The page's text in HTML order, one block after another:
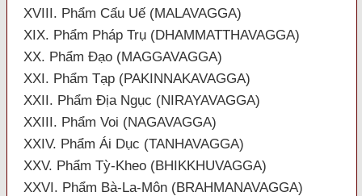
XVIII. Phẩm Cấu Uế (MALAVAGGA)
XIX. Phẩm Pháp Trụ (DHAMMATTHAVAGGA)
XX. Phẩm Đạo (MAGGAVAGGA)
XXI. Phẩm Tạp (PAKINNAKAVAGGA)
XXII. Phẩm Địa Ngục (NIRAYAVAGGA)
XXIII. Phẩm Voi (NAGAVAGGA)
XXIV. Phẩm Ái Dục (TANHAVAGGA)
XXV. Phẩm Tỳ-Kheo (BHIKKHUVAGGA)
XXVI. Phẩm Bà-La-Môn (BRAHMANAVAGGA)